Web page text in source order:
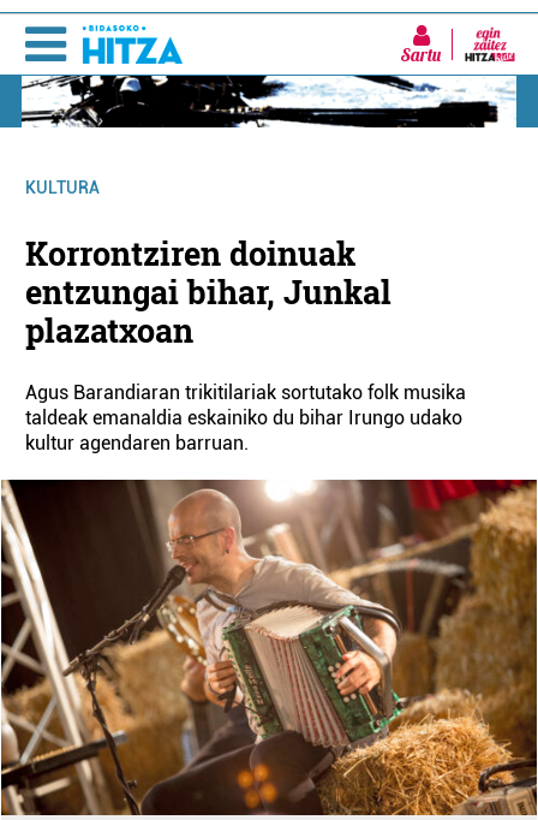
Sartu
KULTURA
Korrontziren doinuak
entzungai bihar, Junkal
plazatxoan
Agus Barandiaran trikitilariak sortutako folk musika
taldeak emanaldia eskainiko du bihar Irungo udako
kultur agendaren barruan.